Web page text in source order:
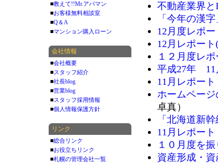
不動産業界と
「今年の漢
12月度レポー
12月レポート
１２月度レ
平成27年 11
11月レポート
ホームペー
卓真）
「北海道新
11月レポート
１０月度を
資産形成・
■教えて!!Mr.アパマン
■お客様無料相談室
■Q＆A
■マンション購入ローン
会社情報
■会社概要
■スタッフ紹介
■社長blog
■営業blog
■スタッフ採用情報
■個人情報保護方針
リンク
■総合リンク
■お役立ちリンク
■札幌の管理会社一覧